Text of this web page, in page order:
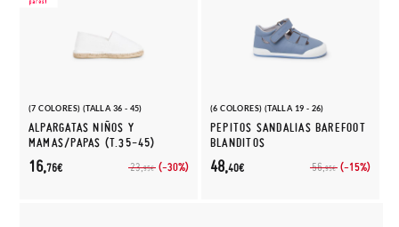
(7 COLORES) (TALLA 36 - 45)
ALPARGATAS NIÑOS Y
MAMAS/PAPAS (T.35-45)
23,95€ (-30%)
16,76€
(6 COLORES) (TALLA 19 - 26)
PEPITOS SANDALIAS BAREFOOT
BLANDITOS
56,95€ (-15%)
48,40€